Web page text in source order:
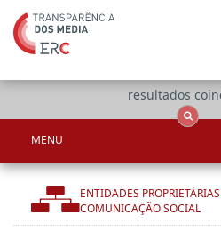
resultados
MENU
ENTIDADES
COMUNICAÇÃO SOCIAL